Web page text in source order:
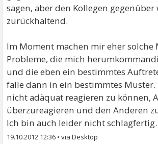
sagen, aber den Kollegen gegenüber
zurückhaltend.
Im Moment machen mir eher solche
Probleme, die mich
und die eben ein bestimmtes
falle dann in ein bestimmtes Muster.
nicht adäquat reagieren zu können,
überzureagieren und den Anderen
Ich bin auch leider nicht schlagfertig.
19.10.2012 12:36 •